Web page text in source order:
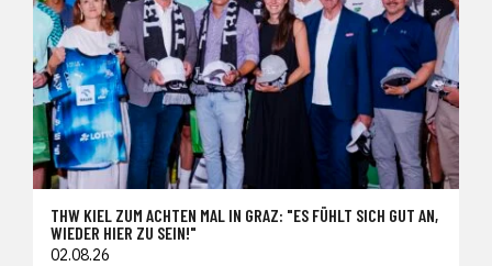
THW KIEL ZUM ACHTEN MAL IN GRAZ: "ES FÜHLT SICH GUT AN,
WIEDER HIER ZU SEIN!"
02.08.26